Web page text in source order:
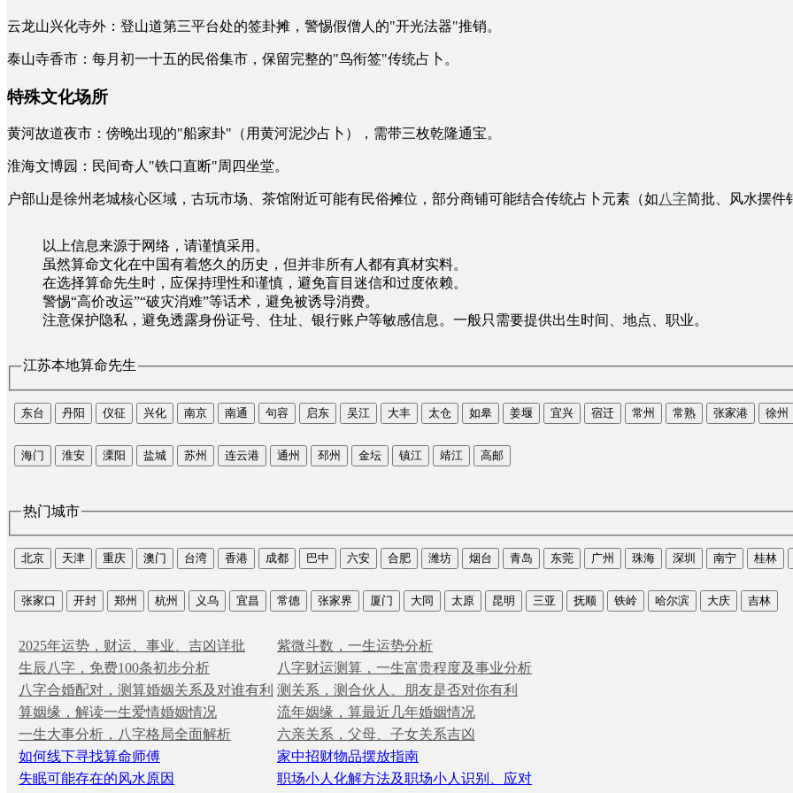
云龙山兴化寺外：登山道第三平台处的签卦摊，警惕假僧人的"开光法器"推销。
泰山寺香市：每月初一十五的民俗集市，保留完整的"鸟衔签"传统占卜。
特殊文化场所
黄河故道夜市：傍晚出现的"船家卦"（用黄河泥沙占卜），需带三枚乾隆通宝。
淮海文博园：民间奇人"铁口直断"周四坐堂。
户部山是徐州老城核心区域，古玩市场、茶馆附近可能有民俗摊位，部分商铺可能结合传统占卜元素（如八字简批、风水摆件
以上信息来源于网络，请谨慎采用。
虽然算命文化在中国有着悠久的历史，但并非所有人都有真材实料。
在选择算命先生时，应保持理性和谨慎，避免盲目迷信和过度依赖。
警惕“高价改运”“破灾消难”等话术，避免被诱导消费。
注意保护隐私，避免透露身份证号、住址、银行账户等敏感信息。一般只需要提供出生时间、地点、职业。
江苏本地算命先生
东台 丹阳 仪征 兴化 南京 南通 句容 启东 吴江 大丰 太仓 如皋 姜堰 宜兴 宿迁 常州 常熟 张家港 徐州
海门 淮安 溧阳 盐城 苏州 连云港 通州 邳州 金坛 镇江 靖江 高邮
热门城市
北京 天津 重庆 澳门 台湾 香港 成都 巴中 六安 合肥 潍坊 烟台 青岛 东莞 广州 珠海 深圳 南宁 桂林
张家口 开封 郑州 杭州 义乌 宜昌 常德 张家界 厦门 大同 太原 昆明 三亚 抚顺 铁岭 哈尔滨 大庆 吉林
2025年运势，财运、事业、吉凶详批
紫微斗数，一生运势分析
生辰八字，免费100条初步分析
八字财运测算，一生富贵程度及事业分析
八字合婚配对，测算婚姻关系及对谁有利 测关系，测合伙人、朋友是否对你有利
算姻缘，解读一生爱情婚姻情况
流年姻缘，算最近几年婚姻情况
一生大事分析，八字格局全面解析
六亲关系，父母、子女关系吉凶
如何线下寻找算命师傅
家中招财物品摆放指南
失眠可能存在的风水原因
职场小人化解方法及职场小人识别、应对